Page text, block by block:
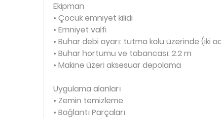
Ekipman
• Çocuk emniyet kilidi
• Emniyet valfi
• Buhar debi ayarı: tutma kolu üzerinde (iki
• Buhar hortumu ve tabancası: 2.2 m
• Makine üzeri aksesuar depolama
Uygulama alanları
• Zemin temizleme
• Bağlantı Parçaları